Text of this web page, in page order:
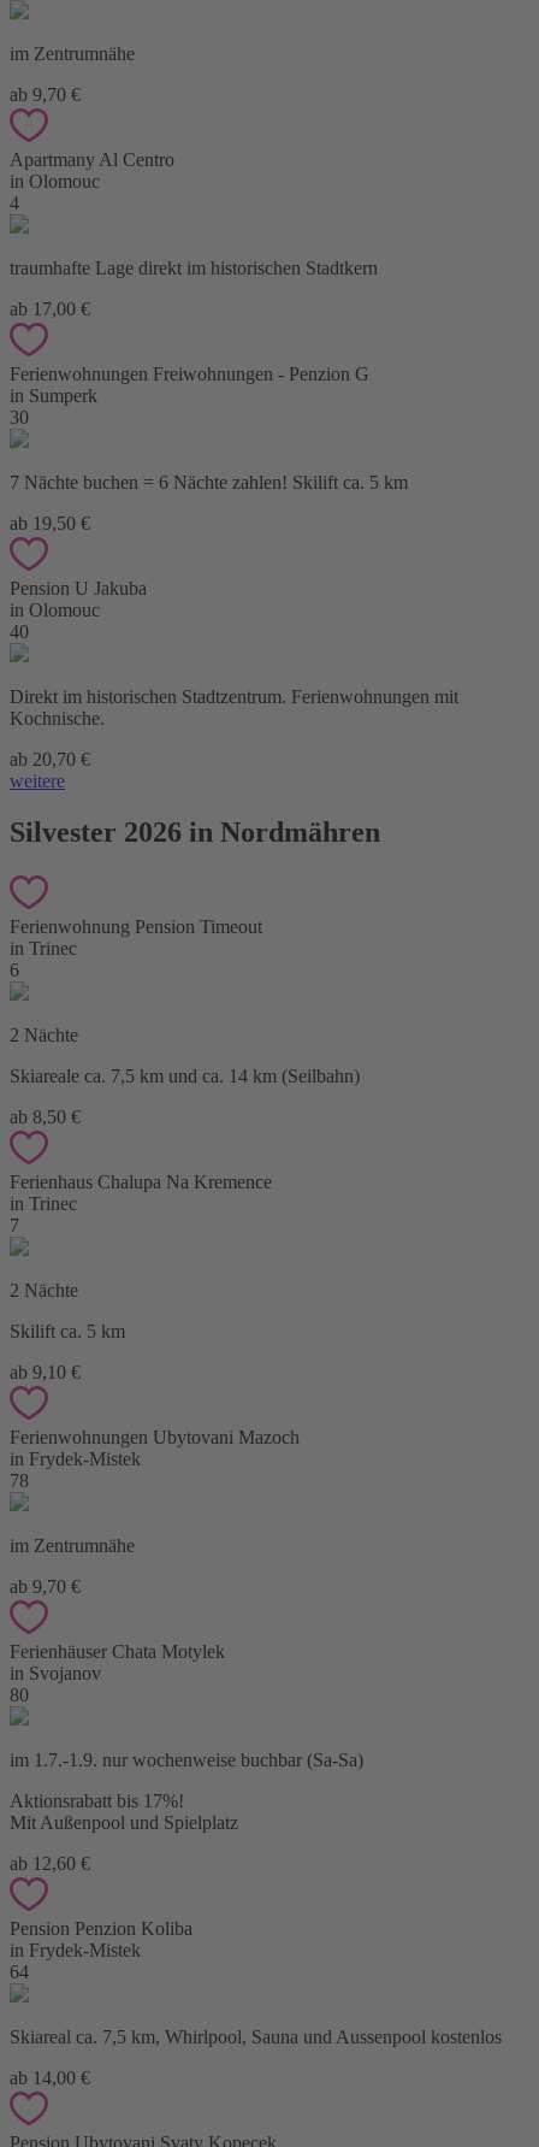
im Zentrumnähe
ab 9,70 €
Apartmany Al Centro
in Olomouc
4
traumhafte Lage direkt im historischen Stadtkern
ab 17,00 €
Ferienwohnungen Freiwohnungen - Penzion G
in Sumperk
30
7 Nächte buchen = 6 Nächte zahlen! Skilift ca. 5 km
ab 19,50 €
Pension U Jakuba
in Olomouc
40
Direkt im historischen Stadtzentrum. Ferienwohnungen mit
Kochnische.
ab 20,70 €
weitere
Silvester 2026 in Nordmähren
Ferienwohnung Pension Timeout
in Trinec
6
2 Nächte
Skiareale ca. 7,5 km und ca. 14 km (Seilbahn)
ab 8,50 €
Ferienhaus Chalupa Na Kremence
in Trinec
7
2 Nächte
Skilift ca. 5 km
ab 9,10 €
Ferienwohnungen Ubytovani Mazoch
in Frydek-Mistek
78
im Zentrumnähe
ab 9,70 €
Ferienhäuser Chata Motylek
in Svojanov
80
im 1.7.-1.9. nur wochenweise buchbar (Sa-Sa)
Aktionsrabatt bis 17%!
Mit Außenpool und Spielplatz
ab 12,60 €
Pension Penzion Koliba
in Frydek-Mistek
64
Skiareal ca. 7,5 km, Whirlpool, Sauna und Aussenpool kostenlos
ab 14,00 €
Pension Ubytovani Svaty Kopecek